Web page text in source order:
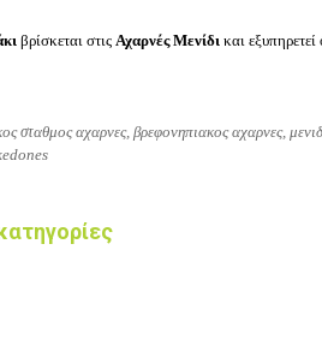
βρίσκεται στις ΑχαρνέςΜενίδι και εξυπηρετεί
σταθμος αχαρνες, βρεφονηπιακος αχαρνες,